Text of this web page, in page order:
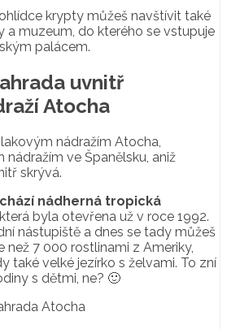
krypty můžeš navštívit také
a muzeum, do kterého se vstupuje
palácem.
uvnitř
Atocha
nádražím Atocha,
nádražím ve Španělsku, aniž
skrývá.
nádherná tropická
byla otevřena už v roce 1992.
nástupiště a dnes se tady můžeš
než 7 000 rostlinami z Ameriky,
také velké jezírko s želvami. To zní
s dětmi, ne? 🙂